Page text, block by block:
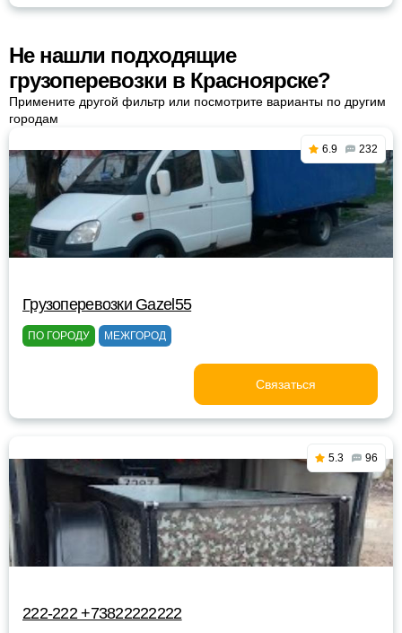
Не нашли подходящие
грузоперевозки в Красноярске?
Примените другой фильтр или посмотрите варианты по другим
городам
6.9 232
Грузоперевозки Gazel55
ПО ГОРОДУ МЕЖГОРОД
Связаться
5.3 96
222-222 +73822222222